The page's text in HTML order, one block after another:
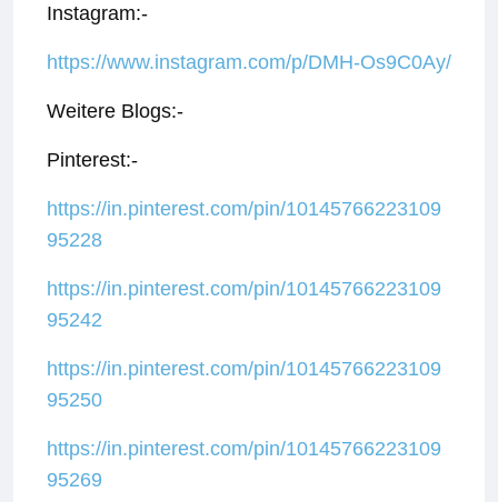
Instagram:-
https://www.instagram.com/p/DMH-Os9C0Ay/
Weitere Blogs:-
Pinterest:-
https://in.pinterest.com/pin/10145766223109
95228
https://in.pinterest.com/pin/10145766223109
95242
https://in.pinterest.com/pin/10145766223109
95250
https://in.pinterest.com/pin/10145766223109
95269